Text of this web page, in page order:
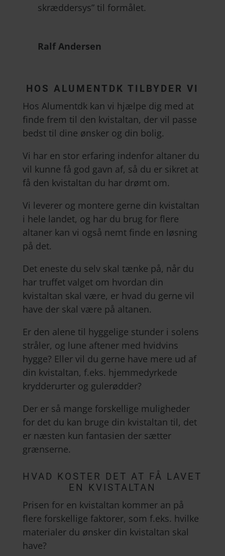
skræddersys” til formålet.
Ralf Andersen
HOS ALUMENTDK TILBYDER VI
Hos Alumentdk kan vi hjælpe dig med at
finde frem til den kvistaltan, der vil passe
bedst til dine ønsker og din bolig.
Vi har en stor erfaring indenfor altaner du
vil kunne få god gavn af, så du er sikret at
få den kvistaltan du har drømt om.
Vi leverer og montere gerne din kvistaltan
i hele landet, og har du brug for flere
altaner kan vi også nemt finde en løsning
på det.
Det eneste du selv skal tænke på, når du
har truffet valget om hvordan din
kvistaltan skal være, er hvad du gerne vil
have der skal være på altanen.
Er den alene til hyggelige stunder i solens
stråler, og lune aftener med hvidvins
hygge? Eller vil du gerne have mere ud af
din kvistaltan, f.eks. hjemmedyrkede
krydderurter og gulerødder?
Der er så mange forskellige muligheder
for det du kan bruge din kvistaltan til, det
er næsten kun fantasien der sætter
grænserne.
HVAD KOSTER DET AT FÅ LAVET
EN KVISTALTAN
Prisen for en kvistaltan kommer an på
flere forskellige faktorer, som f.eks. hvilke
materialer du ønsker din kvistaltan skal
have?